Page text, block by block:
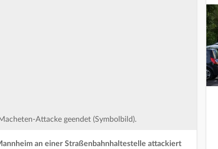
Attacke geendet (Symbolbild).
an einer Straßenbahnhaltestelle attackiert